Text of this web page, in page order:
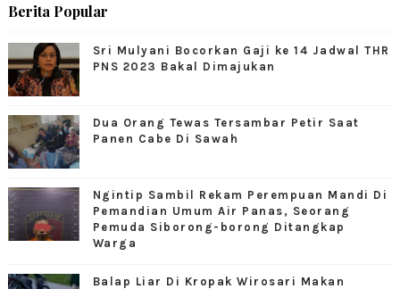
Berita Popular
Sri Mulyani Bocorkan Gaji ke 14 Jadwal THR
PNS 2023 Bakal Dimajukan
Dua Orang Tewas Tersambar Petir Saat
Panen Cabe Di Sawah
Ngintip Sambil Rekam Perempuan Mandi Di
Pemandian Umum Air Panas, Seorang
Pemuda Siborong-borong Ditangkap
Warga
Balap Liar Di Kropak Wirosari Makan